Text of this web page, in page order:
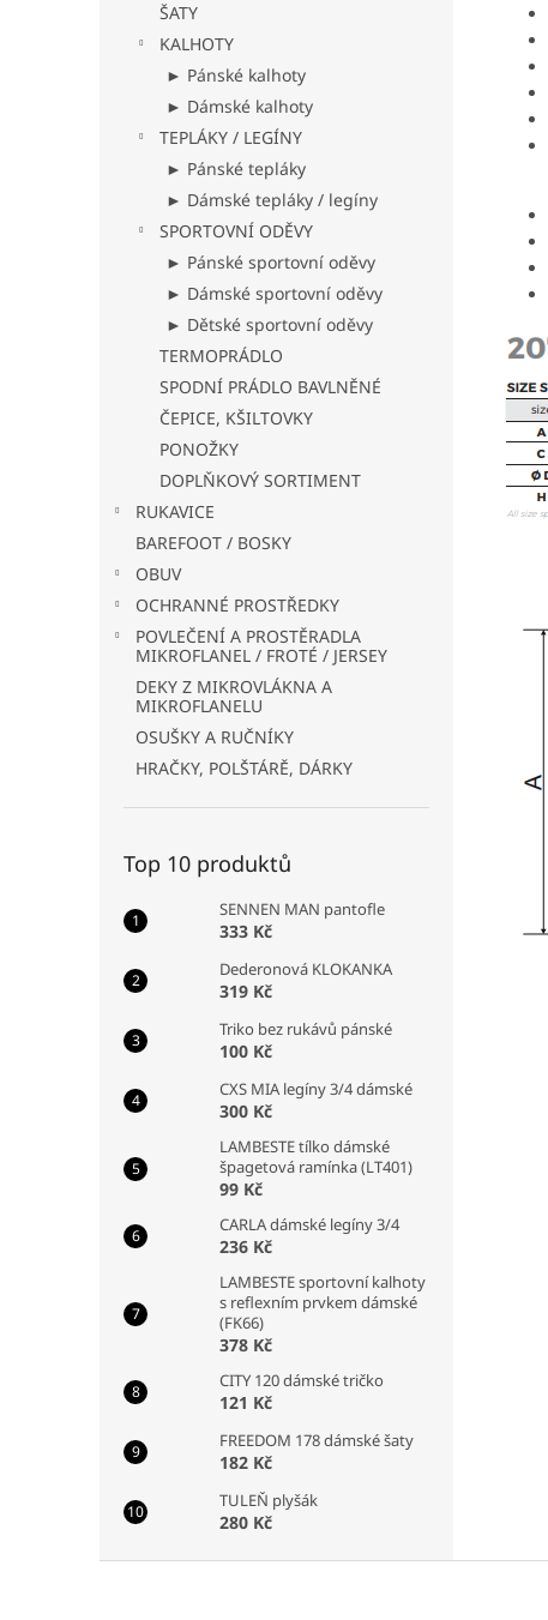
ŠATY
KALHOTY
► Pánské kalhoty
► Dámské kalhoty
TEPLÁKY / LEGÍNY
► Pánské tepláky
► Dámské tepláky / legíny
SPORTOVNÍ ODĚVY
► Pánské sportovní oděvy
► Dámské sportovní oděvy
► Dětské sportovní oděvy
TERMOPRÁDLO
SPODNÍ PRÁDLO BAVLNĚNÉ
ČEPICE, KŠILTOVKY
PONOŽKY
DOPLŇKOVÝ SORTIMENT
RUKAVICE
BAREFOOT / BOSKY
OBUV
OCHRANNÉ PROSTŘEDKY
POVLEČENÍ A PROSTĚRADLA
MIKROFLANEL / FROTÉ / JERSEY
DEKY Z MIKROVLÁKNA A
MIKROFLANELU
OSUŠKY A RUČNÍKY
HRAČKY, POLŠTÁRĚ, DÁRKY
Top 10 produktů
SENNEN MAN pantofle
333 Kč
Dederonová KLOKANKA
319 Kč
Triko bez rukávů pánské
100 Kč
CXS MIA legíny 3/4 dámské
300 Kč
LAMBESTE tílko dámské
špagetová ramínka (LT401)
99 Kč
CARLA dámské legíny 3/4
236 Kč
LAMBESTE sportovní kalhoty
s reflexním prvkem dámské
(FK66)
378 Kč
CITY 120 dámské tričko
121 Kč
FREEDOM 178 dámské šaty
182 Kč
TULEŇ plyšák
280 Kč